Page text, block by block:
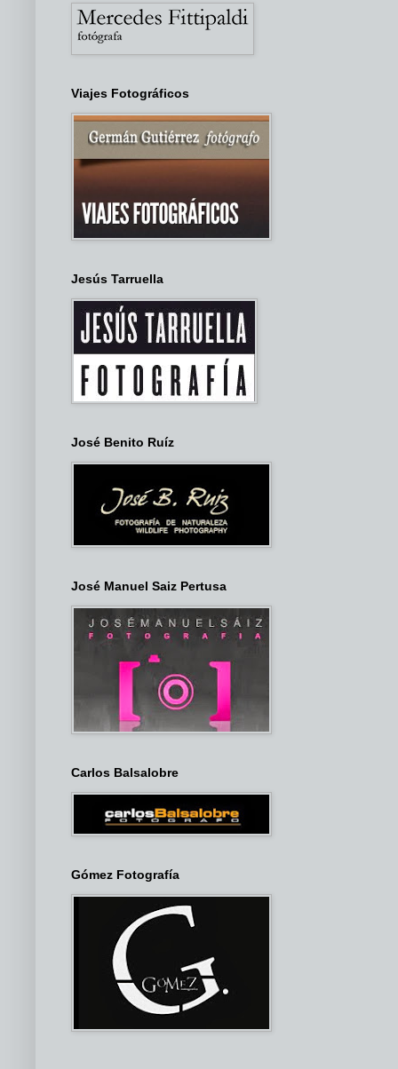
Viajes Fotográficos
Jesús Tarruella
José Benito Ruíz
José Manuel Saiz Pertusa
Carlos Balsalobre
Gómez Fotografía